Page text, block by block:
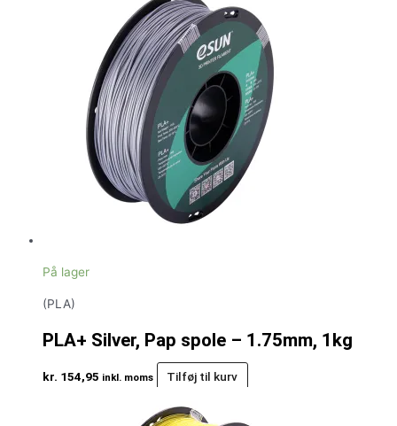
På lager
(PLA)
PLA+ Silver, Pap spole – 1.75mm, 1kg
kr. 154,95 inkl. moms Tilføj til kurv